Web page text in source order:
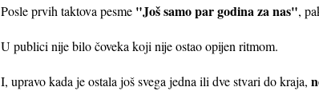
Posle prvih taktova pesme "Još samo par godina za nas",
U publici nije bilo čoveka koji nije ostao opijen ritmom.
I, upravo kada je ostala još svega jedna ili dve stvari do kraja,